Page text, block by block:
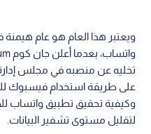
ويعتبر هذا العام هو عام
تخليه عن منصبه في مجلس
على طريقة استخدام فيسبوك
وكيفية تحقيق تطبيق واتساب
لتقليل مستوى تشفير البيانات.